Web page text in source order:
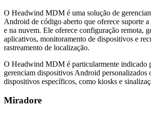
O Headwind MDM é uma solução de
Android de código aberto que oferece suporte
e na nuvem. Ele oferece configuração remota,
aplicativos, monitoramento de dispositivos e
rastreamento de localização.
O Headwind MDM é particularmente indicado
gerenciam dispositivos Android personalizados
dispositivos específicos, como kiosks e
Miradore